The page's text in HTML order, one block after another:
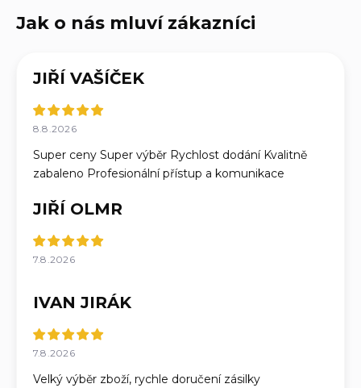
JIŘÍ VAŠÍČEK
8.8.2026
Super ceny Super výběr Rychlost dodání Kvalitně
zabaleno Profesionální přístup a komunikace
JIŘÍ OLMR
7.8.2026
IVAN JIRÁK
7.8.2026
Velký výběr zboží, rychle doručení zásilky